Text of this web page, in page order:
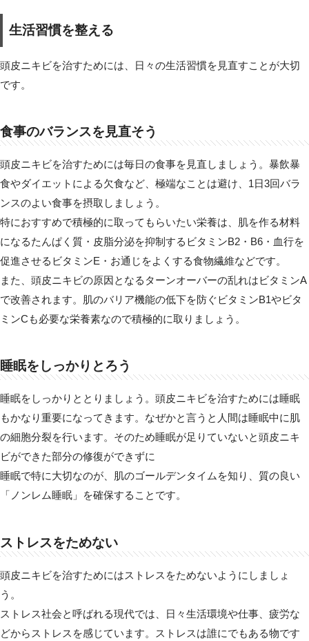
生活習慣を整える
頭皮ニキビを治すためには、日々の生活習慣を見直すことが大切
です。
食事のバランスを見直そう
頭皮ニキビを治すためには毎日の食事を見直しましょう。暴飲暴
食やダイエットによる欠食など、極端なことは避け、1日3回バラ
ンスのよい食事を摂取しましょう。
特におすすめで積極的に取ってもらいたい栄養は、肌を作る材料
になるたんぱく質・皮脂分泌を抑制するビタミンB2・B6・血行を
促進させるビタミンE・お通じをよくする食物繊維などです。
また、頭皮ニキビの原因となるターンオーバーの乱れはビタミンA
で改善されます。肌のバリア機能の低下を防ぐビタミンB1やビタ
ミンCも必要な栄養素なので積極的に取りましょう。
睡眠をしっかりとろう
睡眠をしっかりととりましょう。頭皮ニキビを治すためには睡眠
もかなり重要になってきます。なぜかと言うと人間は睡眠中に肌
の細胞分裂を行います。そのため睡眠が足りていないと頭皮ニキ
ビができた部分の修復ができずに
睡眠で特に大切なのが、肌のゴールデンタイムを知り、質の良い
「ノンレム睡眠」を確保することです。
ストレスをためない
頭皮ニキビを治すためにはストレスをためないようにしましょ
う。
ストレス社会と呼ばれる現代では、日々生活環境や仕事、疲労な
どからストレスを感じています。ストレスは誰にでもある物です